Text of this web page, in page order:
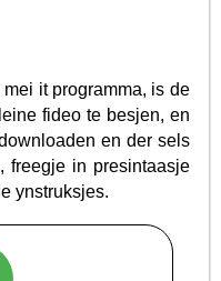
it programma, is de
fideo te besjen, en
en der sels
freegje in presintaasje
ynstruksjes.